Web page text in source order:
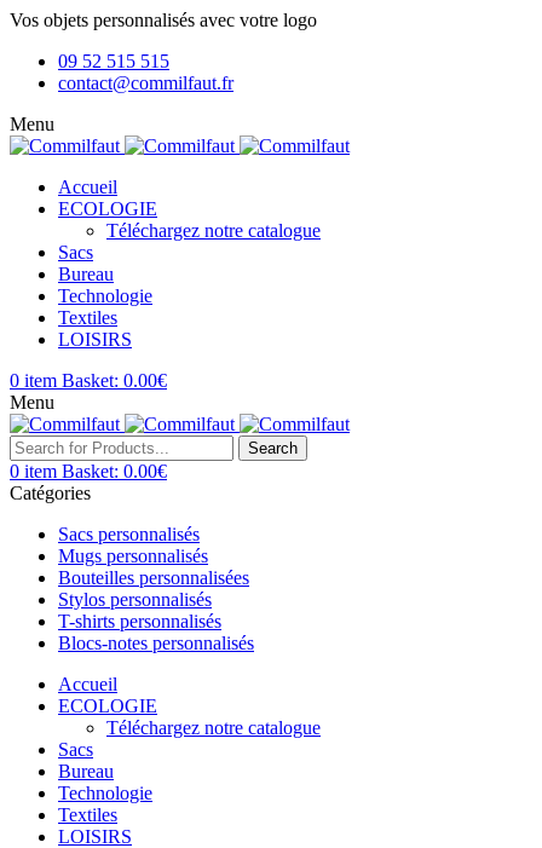
Vos objets personnalisés avec votre logo
09 52 515 515
contact@commilfaut.fr
Menu
Accueil
ECOLOGIE
Téléchargez notre catalogue
Sacs
Bureau
Technologie
Textiles
LOISIRS
0 item Basket: 0.00€
Menu
Search
0 item Basket: 0.00€
Catégories
Sacs personnalisés
Mugs personnalisés
Bouteilles personnalisées
Stylos personnalisés
T-shirts personnalisés
Blocs-notes personnalisés
Accueil
ECOLOGIE
Téléchargez notre catalogue
Sacs
Bureau
Technologie
Textiles
LOISIRS